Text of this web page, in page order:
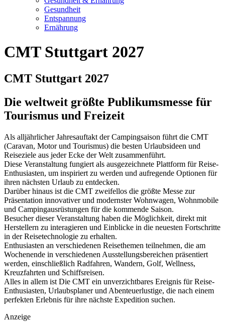
Gesundheit
Entspannung
Ernährung
CMT Stuttgart 2027
CMT Stuttgart 2027
Die weltweit größte Publikumsmesse für
Tourismus und Freizeit
Als alljährlicher Jahresauftakt der Campingsaison führt die CMT
(Caravan, Motor und Tourismus) die besten Urlaubsideen und
Reiseziele aus jeder Ecke der Welt zusammenführt.
Diese Veranstaltung fungiert als ausgezeichnete Plattform für Reise-
Enthusiasten, um inspiriert zu werden und aufregende Optionen für
ihren nächsten Urlaub zu entdecken.
Darüber hinaus ist die CMT zweifellos die größte Messe zur
Präsentation innovativer und modernster Wohnwagen, Wohnmobile
und Campingausrüstungen für die kommende Saison.
Besucher dieser Veranstaltung haben die Möglichkeit, direkt mit
Herstellern zu interagieren und Einblicke in die neuesten Fortschritte
in der Reisetechnologie zu erhalten.
Enthusiasten an verschiedenen Reisethemen teilnehmen, die am
Wochenende in verschiedenen Ausstellungsbereichen präsentiert
werden, einschließlich Radfahren, Wandern, Golf, Wellness,
Kreuzfahrten und Schiffsreisen.
Alles in allem ist Die CMT ein unverzichtbares Ereignis für Reise-
Enthusiasten, Urlaubsplaner und Abenteuerlustige, die nach einem
perfekten Erlebnis für ihre nächste Expedition suchen.
Anzeige